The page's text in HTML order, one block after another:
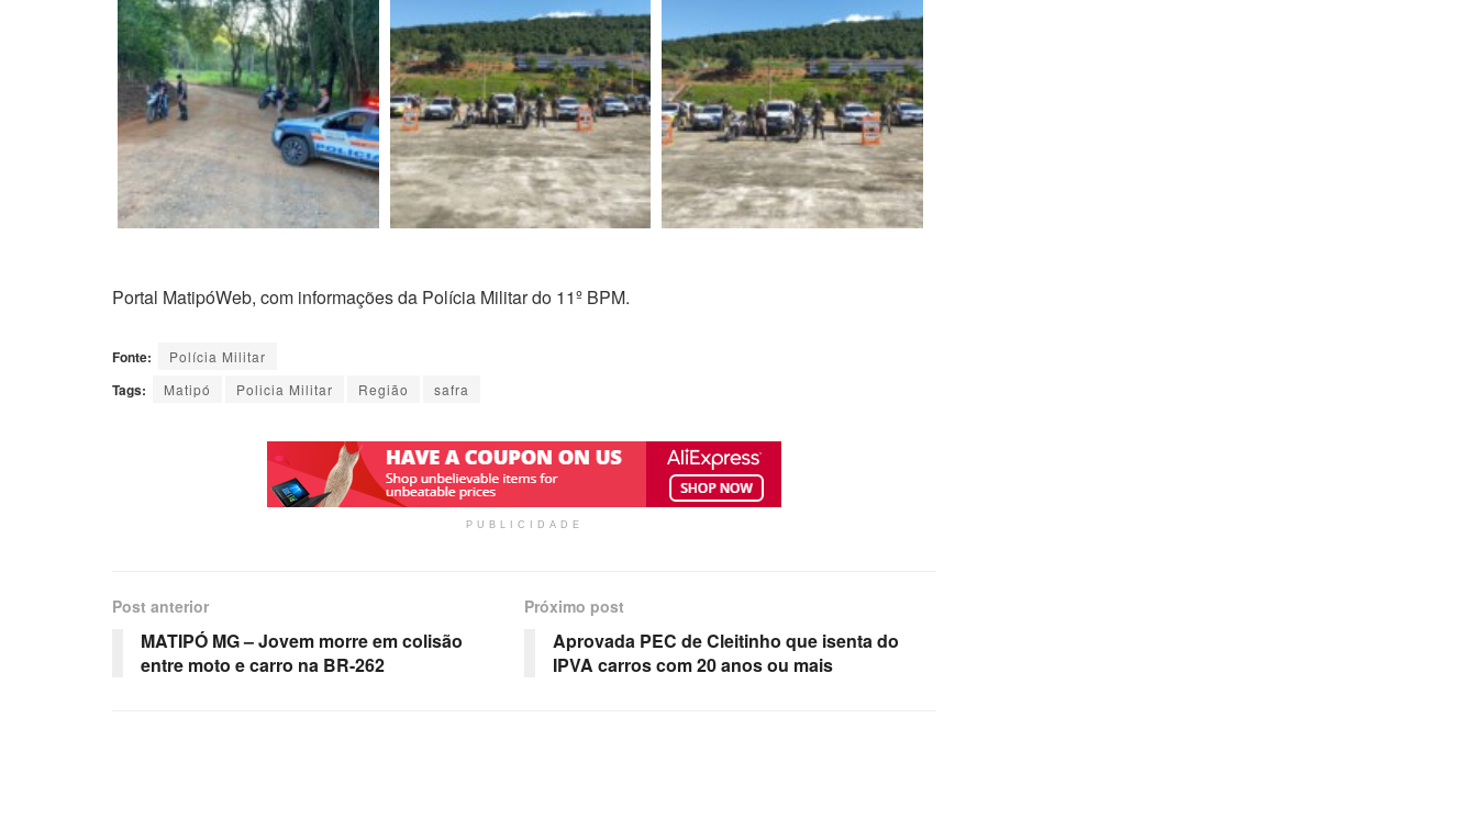
Portal MatipóWeb, com informações da Polícia Militar do 11º BPM.
Fonte: Polícia Militar
Tags: Matipó Policia Militar Região safra
PUBLICIDADE
Post anterior
MATIPÓ MG – Jovem morre em colisão
entre moto e carro na BR-262
Próximo post
Aprovada PEC de Cleitinho que isenta do
IPVA carros com 20 anos ou mais